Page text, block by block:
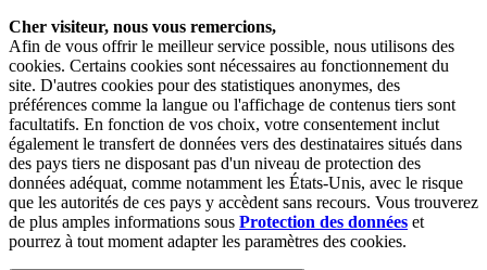
Cher visiteur, nous vous remercions,
Afin de vous offrir le meilleur service possible, nous utilisons des
cookies. Certains cookies sont nécessaires au fonctionnement du
site. D'autres cookies pour des statistiques anonymes, des
préférences comme la langue ou l'affichage de contenus tiers sont
facultatifs. En fonction de vos choix, votre consentement inclut
également le transfert de données vers des destinataires situés dans
des pays tiers ne disposant pas d'un niveau de protection des
données adéquat, comme notamment les États-Unis, avec le risque
que les autorités de ces pays y accèdent sans recours. Vous trouverez
de plus amples informations sous Protection des données et
pourrez à tout moment adapter les paramètres des cookies.